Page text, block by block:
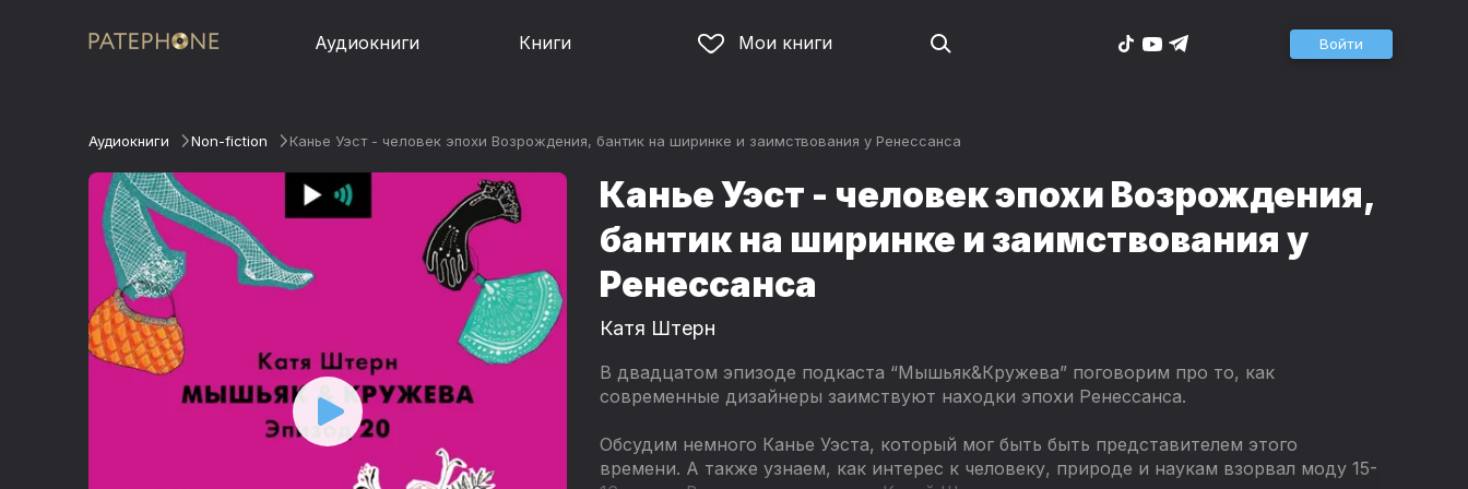
Аудиокниги Книги Мои книги Войти
Аудиокниги Non-fiction Канье Уэст - человек эпохи Возрождения, бантик на ширинке и заимствования у Ренессанса
Канье Уэст - человек эпохи Возрождения,
бантик на ширинке и заимствования у
Ренессанса
Катя Штерн
В двадцатом эпизоде подкаста “Мышьяк&Кружева” поговорим про то, как
современные дизайнеры заимствуют находки эпохи Ренессанса.
Обсудим немного Канье Уэста, который мог быть быть представителем этого
времени. А также узнаем, как интерес к человеку, природе и наукам взорвал моду 15-